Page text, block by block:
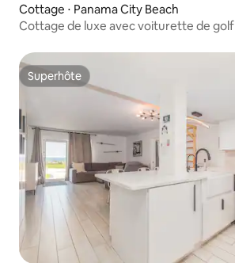
Cottage ⋅ Panama City Beach
Cottage de luxe avec voiturette de golf
Superhôte
Superhôte